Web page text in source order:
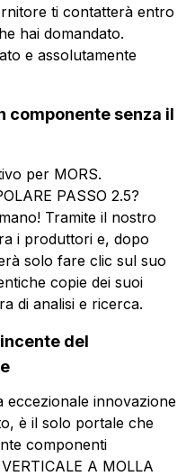
Consenso promozioni
Consenso terze parti
terze
terze
ti contatterà entro
hai domandato.
e assolutamente
componente senza il
per MORS.
PASSO 2.5?
Tramite il nostro
i produttori e, dopo
solo fare clic sul suo
copie dei suoi
di analisi e ricerca.
del
eccezionale innovazione
è il solo portale che
componenti
A MOLLA